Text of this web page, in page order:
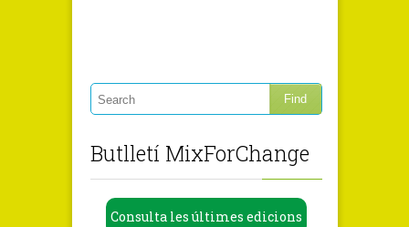
Butlletí MixForChange
Consulta les últimes edicions